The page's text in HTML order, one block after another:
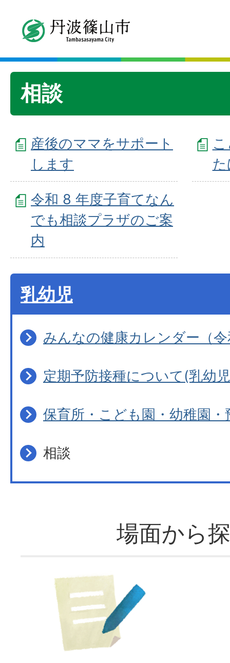
相談
産後のママをサポート
します
令和 8 年度子育てなん
でも相談プラザのご案
内
乳幼児
みんなの健康カレンダー（
定期予防接種について(乳幼
保育所・こども園・幼稚園・
相談
場面から